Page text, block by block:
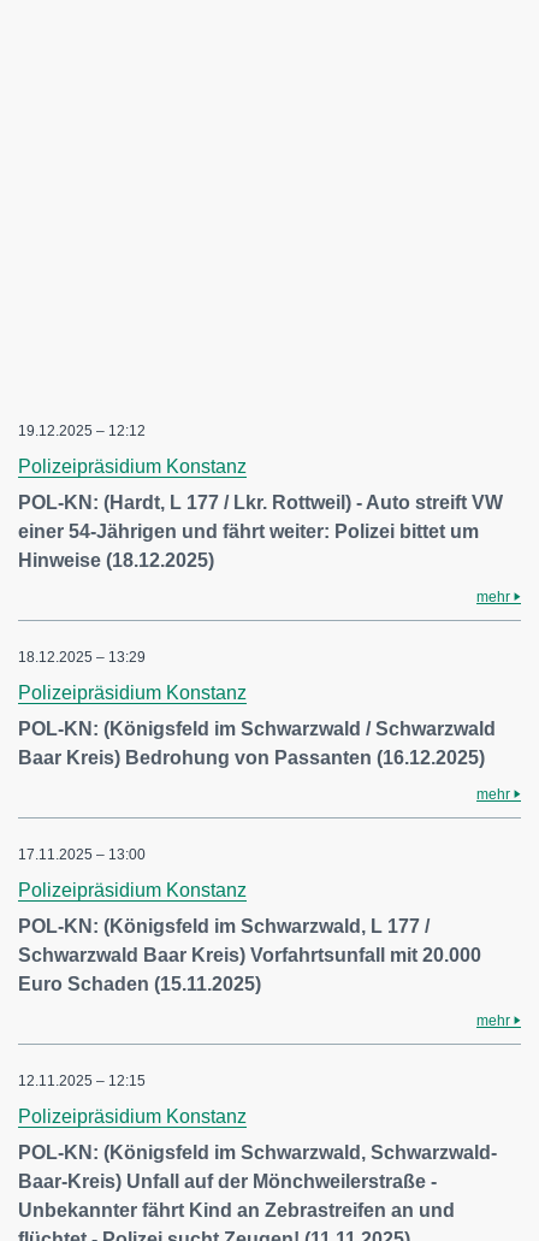
19.12.2025 – 12:12
Polizeipräsidium Konstanz
POL-KN: (Hardt, L 177 / Lkr. Rottweil) - Auto streift VW
einer 54-Jährigen und fährt weiter: Polizei bittet um
Hinweise (18.12.2025)
mehr
18.12.2025 – 13:29
Polizeipräsidium Konstanz
POL-KN: (Königsfeld im Schwarzwald / Schwarzwald
Baar Kreis) Bedrohung von Passanten (16.12.2025)
mehr
17.11.2025 – 13:00
Polizeipräsidium Konstanz
POL-KN: (Königsfeld im Schwarzwald, L 177 /
Schwarzwald Baar Kreis) Vorfahrtsunfall mit 20.000
Euro Schaden (15.11.2025)
mehr
12.11.2025 – 12:15
Polizeipräsidium Konstanz
POL-KN: (Königsfeld im Schwarzwald, Schwarzwald-
Baar-Kreis) Unfall auf der Mönchweilerstraße -
Unbekannter fährt Kind an Zebrastreifen an und